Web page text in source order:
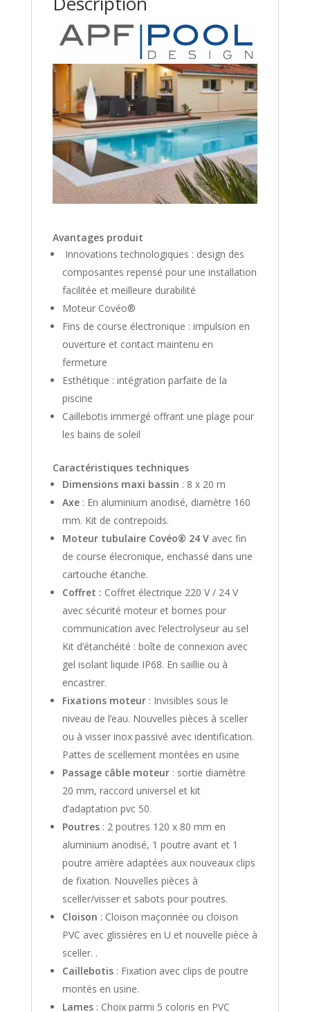
Avantages produit
Innovations technologiques : design des
composantes repensé pour une installation
facilitée et meilleure durabilité
Moteur Covéo®
Fins de course électronique : impulsion en
ouverture et contact maintenu en
fermeture
Esthétique : intégration parfaite de la
piscine
Caillebotis immergé offrant une plage pour
les bains de soleil
Caractéristiques techniques
Dimensions maxi bassin : 8 x 20 m
Axe: En aluminium anodisé, diamètre 160
mm. Kit de contrepoids.
Moteur tubulaire Covéo® 24 Vavec fin
de course élecronique, enchassé dans une
cartouche étanche.
Coffret : Coffret électrique 220 V / 24 V
avec sécurité moteur et bornes pour
communication avec l’electrolyseur au sel
Kit d’étanchéité : boîte de connexion avec
gel isolant liquide IP68. En saillie ou à
encastrer.
Fixations moteur: Invisibles sous le
niveau de l’eau. Nouvelles pièces à sceller
ou à visser inox passivé avec identification.
Pattes de scellement montées en usine
Passage câble moteur: sortie diamètre
20 mm, raccord universel et kit
d’adaptation pvc 50.
Poutres: 2 poutres 120 x 80 mm en
aluminium anodisé, 1 poutre avant et 1
poutre arrière adaptées aux nouveaux clips
de fixation. Nouvelles pièces à
sceller/visser et sabots pour poutres.
Cloison : Cloison maçonnée ou cloison
PVC avec glissières en U et nouvelle pièce à
sceller. .
Caillebotis: Fixation avec clips de poutre
montés en usine.
Lames: Choix parmi 5 coloris en PVC